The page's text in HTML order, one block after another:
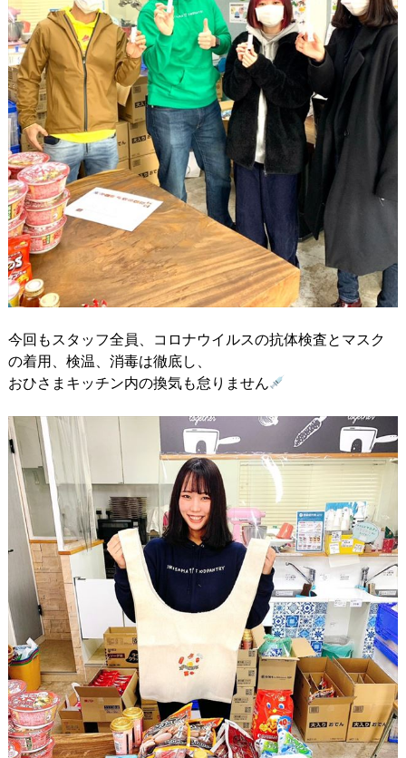
今回もスタッフ全員、コロナウイルスの抗体検査とマスク
の着用、検温、消毒は徹底し、
おひさまキッチン内の換気も怠りません